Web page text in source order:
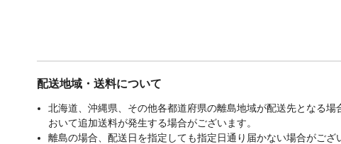
配送地域・送料について
北海道、沖縄県、その他各都道府県の離島地域が配送先となる
おいて追加送料が発生する場合がございます。
離島の場合、配送日を指定しても指定日通り届かない場合がござ